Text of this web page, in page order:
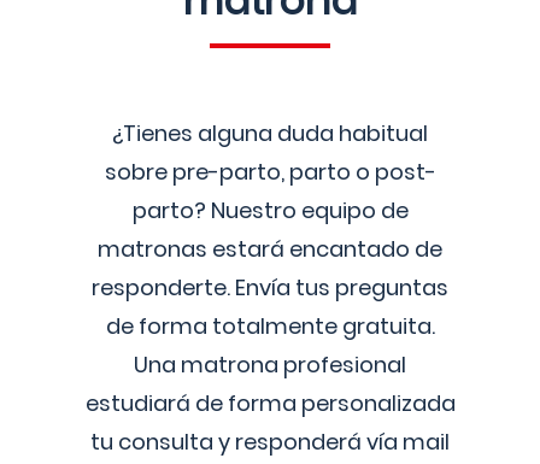
¿Tienes alguna duda habitual
sobre pre-parto, parto o post-
parto? Nuestro equipo de
matronas estará encantado de
responderte. Envía tus preguntas
de forma totalmente gratuita.
Una matrona profesional
estudiará de forma personalizada
tu consulta y responderá vía mail